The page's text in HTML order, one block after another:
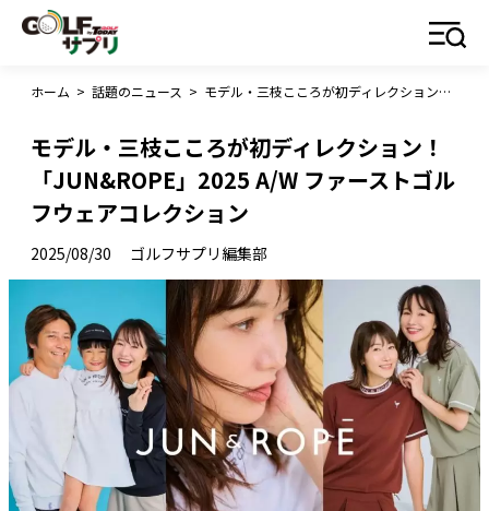
ホーム > 話題のニュース > モデル・三枝こころが初ディレクション！「JUN&ROPE」2025 A/W ファーストゴルフウェアコレクション
モデル・三枝こころが初ディレクション！
「JUN&ROPE」2025 A/W ファーストゴル
フウェアコレクション
2025/08/30 ゴルフサプリ編集部